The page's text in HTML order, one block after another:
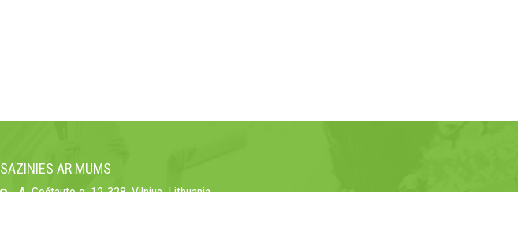
SAZINIES AR MUMS
A. Goštauto g. 12-328, Vilnius, Lithuania